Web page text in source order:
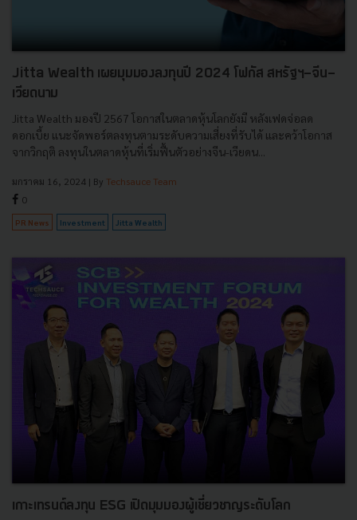
Jitta Wealth เผยมุมมองลงทุนปี 2024 โฟกัส สหรัฐฯ-จีน-
เวียดนาม
Jitta Wealth มองปี 2567 โอกาสในตลาดหุ้นโลกยังมี หลังเฟดจ่อลด
ดอกเบี้ย แนะจัดพอร์ตลงทุนตามระดับความเสี่ยงที่รับได้ และคว้าโอกาส
จากวิกฤติ ลงทุนในตลาดหุ้นที่เริ่มฟื้นตัวอย่างจีน-เวียดน...
มกราคม 16, 2024 | By Techsauce Team
0
PR News Investment Jitta Wealth
เกาะเทรนด์ลงทุน ESG เปิดมุมมองผู้เชี่ยวชาญระดับโลก